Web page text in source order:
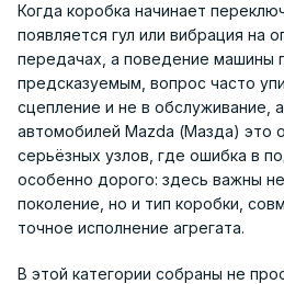
Когда коробка начинает
появляется гул или вибрация на
передачах, а поведение машины
предсказуемым, вопрос часто
сцепление и не в обслуживание,
автомобилей Mazda (Мазда) это
серьёзных узлов, где ошибка в
особенно дорого: здесь важны
поколение, но и тип коробки,
точное исполнение агрегата.
В этой категории собраны не